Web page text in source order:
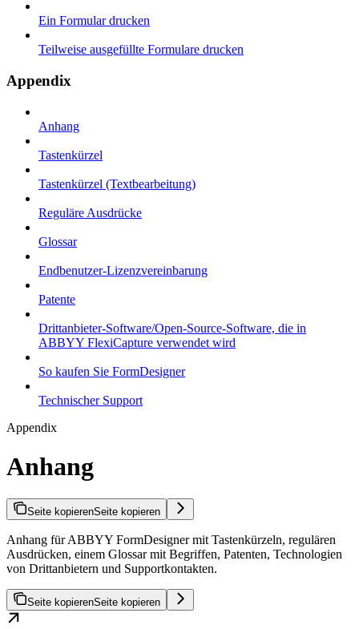
Ein Formular drucken
Teilweise ausgefüllte Formulare drucken
Appendix
Anhang
Tastenkürzel
Tastenkürzel (Textbearbeitung)
Reguläre Ausdrücke
Glossar
Endbenutzer-Lizenzvereinbarung
Patente
Drittanbieter-Software/Open-Source-Software, die in
ABBYY FlexiCapture verwendet wird
So kaufen Sie FormDesigner
Technischer Support
Appendix
Anhang
Seite kopierenSeite kopieren
Anhang für ABBYY FormDesigner mit Tastenkürzeln, regulären
Ausdrücken, einem Glossar mit Begriffen, Patenten, Technologien
von Drittanbietern und Supportkontakten.
Seite kopierenSeite kopieren